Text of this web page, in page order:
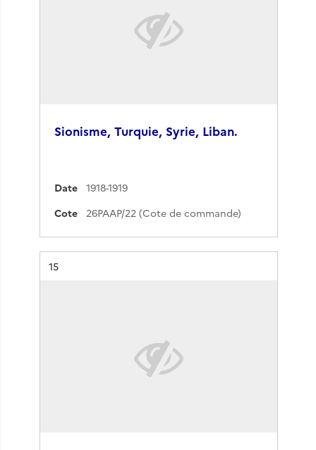
Sionisme, Turquie, Syrie, Liban.
Date
1918-1919
Cote
26PAAP/22 (Cote de commande)
Résultat n°
15